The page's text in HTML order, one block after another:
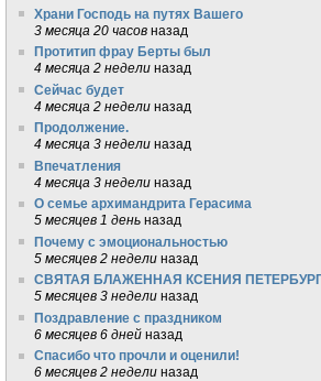
Храни Господь на путях Вашего
3 месяца 20 часов назад
Протитип фрау Берты был
4 месяца 2 недели назад
Сейчас будет
4 месяца 2 недели назад
Продолжение.
4 месяца 3 недели назад
Впечатления
4 месяца 3 недели назад
О семье архимандрита Герасима
5 месяцев 1 день назад
Почему с эмоциональностью
5 месяцев 2 недели назад
СВЯТАЯ БЛАЖЕННАЯ КСЕНИЯ
5 месяцев 3 недели назад
Поздравление с праздником
6 месяцев 6 дней назад
Спасибо что прочли и оценили!
6 месяцев 2 недели назад